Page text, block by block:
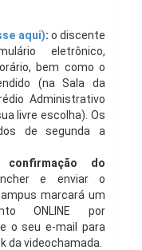
aqui): o discente
eletrônico,
bem como o
(na Sala da
Administrativo
livre escolha). Os
de segunda a
confirmação do
e enviar o
marcará um
ONLINE por
o seu e-mail para
da videochamada.